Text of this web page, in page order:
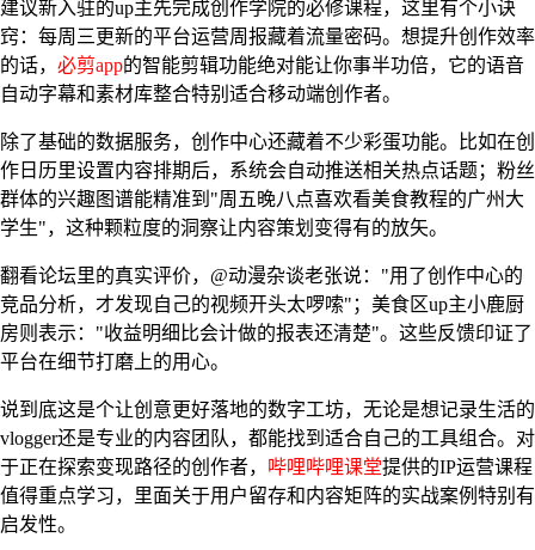
建议新入驻的up主先完成创作学院的必修课程，这里有个小诀
窍：每周三更新的平台运营周报藏着流量密码。想提升创作效率
的话， 必剪app的智能剪辑功能绝对能让你事半功倍，它的语音
自动字幕和素材库整合特别适合移动端创作者。
除了基础的数据服务，创作中心还藏着不少彩蛋功能。比如在创
作日历里设置内容排期后，系统会自动推送相关热点话题；粉丝
群体的兴趣图谱能精准到"周五晚八点喜欢看美食教程的广州大
学生"，这种颗粒度的洞察让内容策划变得有的放矢。
翻看论坛里的真实评价，@动漫杂谈老张说："用了创作中心的
竞品分析，才发现自己的视频开头太啰嗦"；美食区up主小鹿厨
房则表示："收益明细比会计做的报表还清楚"。这些反馈印证了
平台在细节打磨上的用心。
说到底这是个让创意更好落地的数字工坊，无论是想记录生活的
vlogger还是专业的内容团队，都能找到适合自己的工具组合。对
于正在探索变现路径的创作者， 哔哩哔哩课堂提供的IP运营课程
值得重点学习，里面关于用户留存和内容矩阵的实战案例特别有
启发性。